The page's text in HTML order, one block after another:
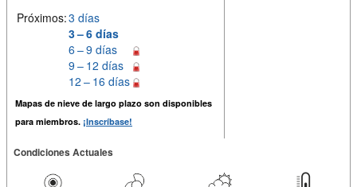
Próximos:3 días
3 – 6 días
6 – 9 días
9 – 12 días
12 – 16 días
Mapas de nieve de largo plazo son disponibles
para miembros. ¡Inscríbase!
Condiciones Actuales